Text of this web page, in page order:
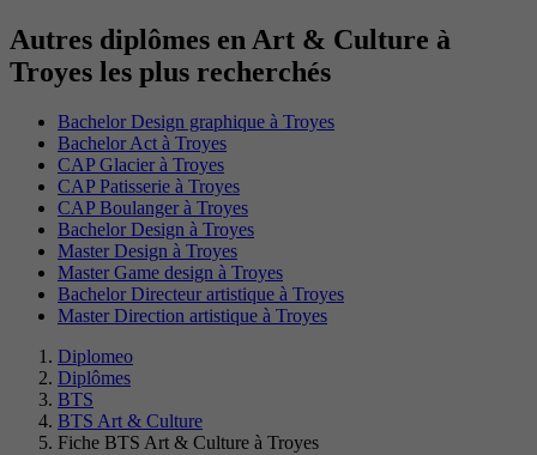
Autres diplômes en Art & Culture à
Troyes les plus recherchés
Bachelor Design graphique à Troyes
Bachelor Act à Troyes
CAP Glacier à Troyes
CAP Patisserie à Troyes
CAP Boulanger à Troyes
Bachelor Design à Troyes
Master Design à Troyes
Master Game design à Troyes
Bachelor Directeur artistique à Troyes
Master Direction artistique à Troyes
Diplomeo
Diplômes
BTS
BTS Art & Culture
Fiche BTS Art & Culture à Troyes